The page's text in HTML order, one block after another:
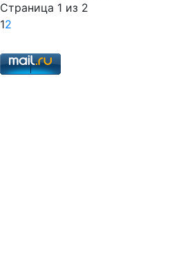
Страница 1 из 2
12